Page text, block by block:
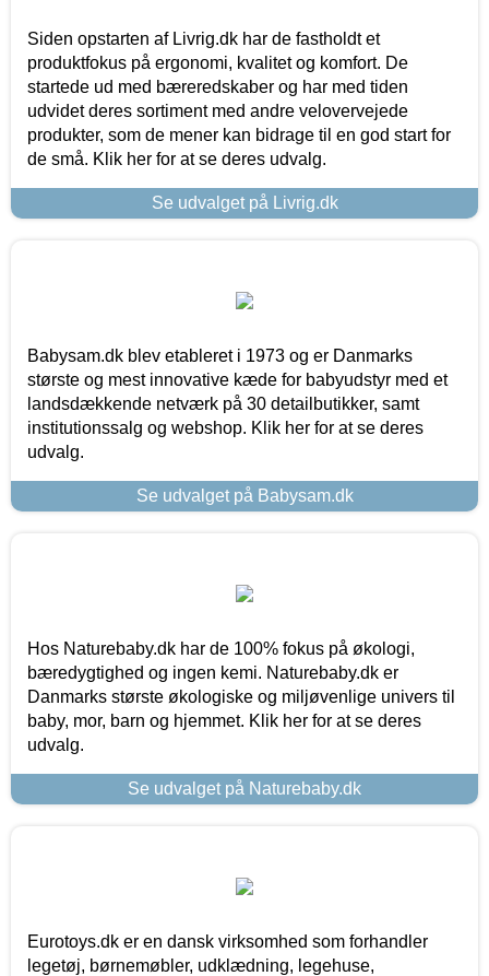
Siden opstarten af Livrig.dk har de fastholdt et
produktfokus på ergonomi, kvalitet og komfort. De
startede ud med bæreredskaber og har med tiden
udvidet deres sortiment med andre velovervejede
produkter, som de mener kan bidrage til en god start for
de små. Klik her for at se deres udvalg.
Se udvalget på Livrig.dk
Babysam.dk blev etableret i 1973 og er Danmarks
største og mest innovative kæde for babyudstyr med et
landsdækkende netværk på 30 detailbutikker, samt
institutionssalg og webshop. Klik her for at se deres
udvalg.
Se udvalget på Babysam.dk
Hos Naturebaby.dk har de 100% fokus på økologi,
bæredygtighed og ingen kemi. Naturebaby.dk er
Danmarks største økologiske og miljøvenlige univers til
baby, mor, barn og hjemmet. Klik her for at se deres
udvalg.
Se udvalget på Naturebaby.dk
Eurotoys.dk er en dansk virksomhed som forhandler
legetøj, børnemøbler, udklædning, legehuse,